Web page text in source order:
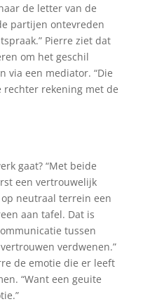
de letter van de
partijen ontevreden
Pierre ziet dat
om het geschil
via een mediator. “Die
rekening met de
gaat? “Met beide
een vertrouwelijk
neutraal terrein een
aan tafel. Dat is
tussen
verdwenen.”
de emotie die er leeft
“Want een geuite